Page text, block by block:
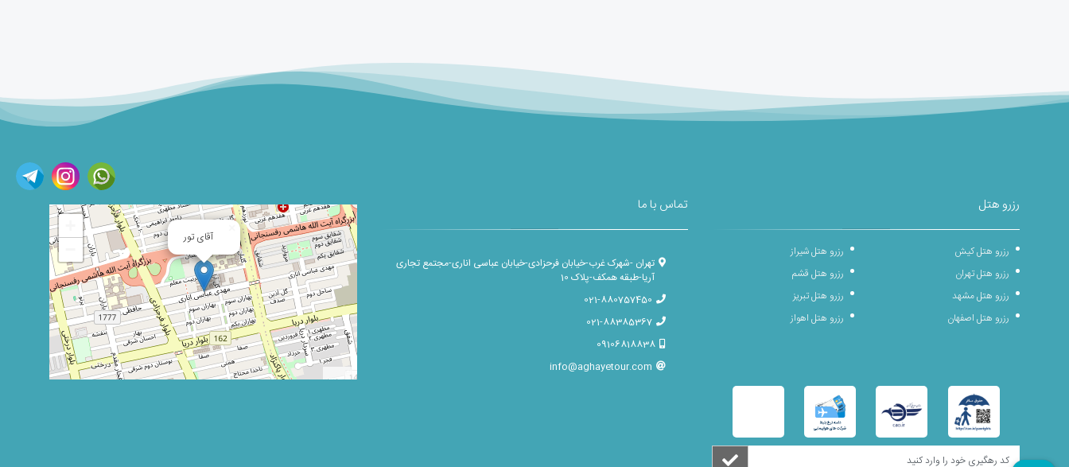
رزرو هتل
رزرو هتل کیش
رزرو هتل تهران
رزرو هتل مشهد
رزرو هتل اصفهان
رزرو هتل شیراز
رزرو هتل قشم
رزرو هتل تبریز
رزرو هتل اهواز
تماس با ما
تهران -شهرک غرب-خیابان فرحزادی-خیابان عباسی اناری-مجتمع تجاری
آریا-طبقه همکف-پلاک 10
021-880757450
021-88385367
09106818838
info@aghayetour.com
آقای تور
Leaflet